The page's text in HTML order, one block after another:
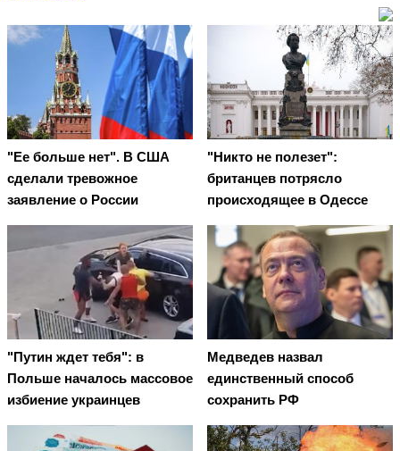
"Ее больше нет". В США
сделали тревожное
заявление о России
"Никто не полезет":
британцев потрясло
происходящее в Одессе
"Путин ждет тебя": в
Польше началось массовое
избиение украинцев
Медведев назвал
единственный способ
сохранить РФ